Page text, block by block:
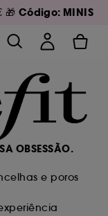
🎁 Código: MINIS
OBSESSÃO.
e poros